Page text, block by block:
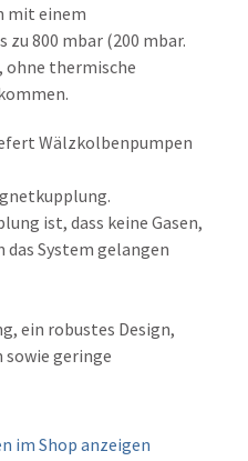
mit einem
zu 800 mbar (200 mbar.
ohne thermische
Wälzkolbenpumpen
ist, dass keine Gasen,
System gelangen
ein robustes Design,
geringe
im Shop anzeigen